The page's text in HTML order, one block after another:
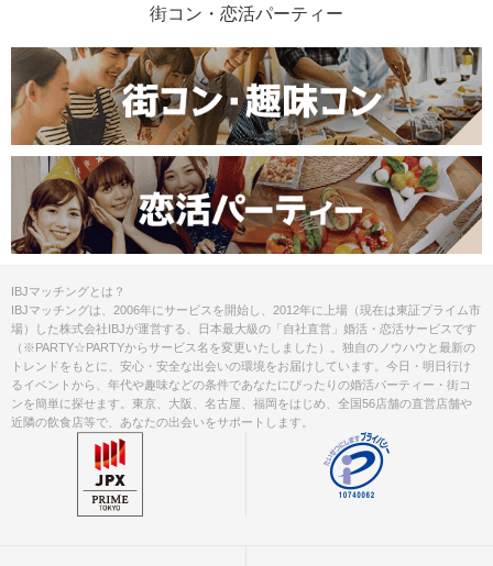
街コン・恋活パーティー
IBJマッチングとは？
IBJマッチングは、2006年にサービスを開始し、2012年に上場（現在は東証プライム市
場）した株式会社IBJが運営する、日本最大級の「自社直営」婚活・恋活サービスです
（※PARTY☆PARTYからサービス名を変更いたしました）。独自のノウハウと最新の
トレンドをもとに、安心・安全な出会いの環境をお届けしています。今日・明日行け
るイベントから、年代や趣味などの条件であなたにぴったりの婚活パーティー・街コ
ンを簡単に探せます。東京、大阪、名古屋、福岡をはじめ、全国56店舗の直営店舗や
近隣の飲食店等で、あなたの出会いをサポートします。